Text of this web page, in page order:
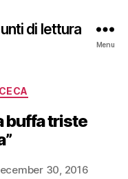
di lettura
Menu
buffa triste
30, 2016